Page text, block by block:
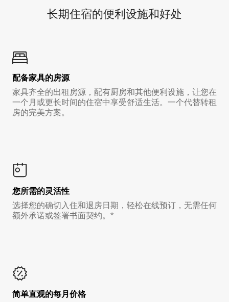
长期住宿的便利设施和好处
配备家具的房源
家具齐全的出租房源，配有厨房和其他便利设施，让您在
一个月或更长时间的住宿中享受舒适生活。一个代替转租
房的完美方案。
您所需的灵活性
选择您的确切入住和退房日期，轻松在线预订，无需任何
额外承诺或签署书面契约。*
简单直观的每月价格